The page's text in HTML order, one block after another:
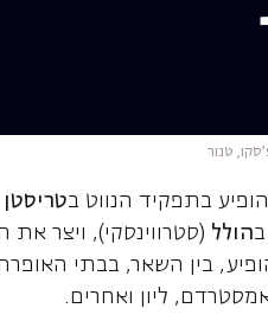
טנור
בתפקיד הנווט בטריסטן
הולל (סטרווינסקי), ויצר
בין השאר, בבתי האופרה
ליון ואחרים.